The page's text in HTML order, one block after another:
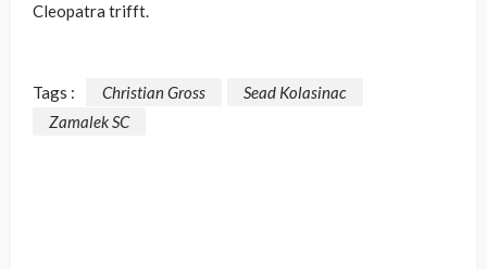
Cleopatra trifft.
Tags : Christian Gross
Sead Kolasinac
Zamalek SC